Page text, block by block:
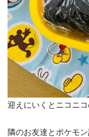
迎えにいくとニコニコ
隣のお友達とポケモ